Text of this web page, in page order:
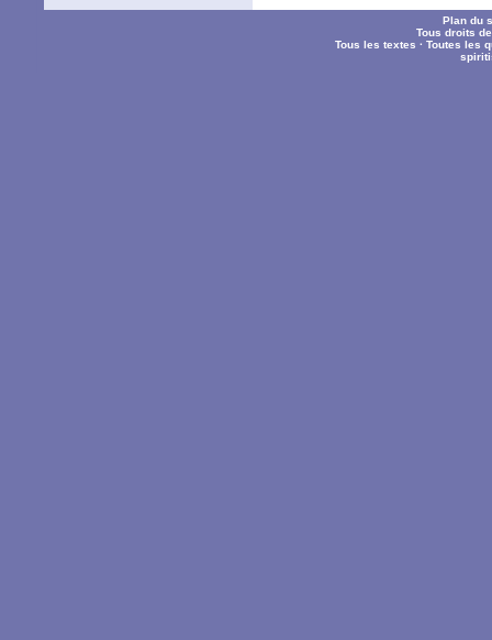
Plan du
Tous droits
Tous les textes ·Toutes les